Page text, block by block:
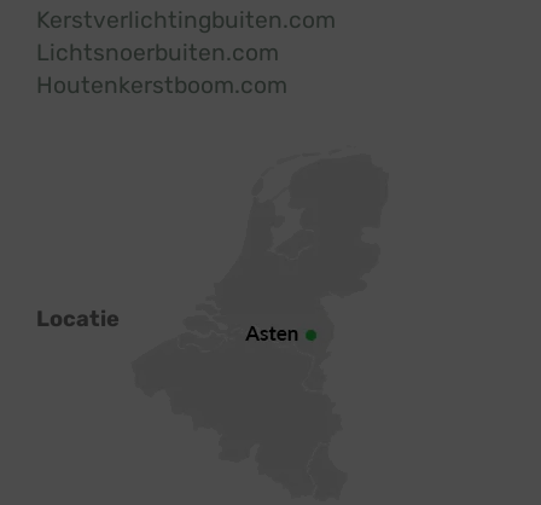
Kerstverlichtingbuiten.com
Lichtsnoerbuiten.com
Houtenkerstboom.com
Locatie